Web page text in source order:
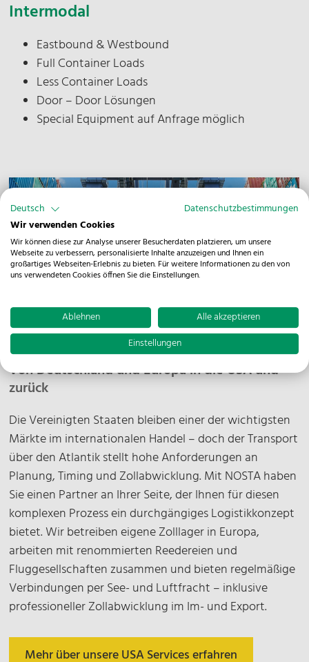
Intermodal
Eastbound & Westbound
Full Container Loads
Less Container Loads
Door – Door Lösungen
Special Equipment auf Anfrage möglich
USA Transporte
Von Deutschland und Europa in die USA und
zurück
Die Vereinigten Staaten bleiben einer der wichtigsten
Märkte im internationalen Handel – doch der Transport
über den Atlantik stellt hohe Anforderungen an
Planung, Timing und Zollabwicklung. Mit NOSTA haben
Sie einen Partner an Ihrer Seite, der Ihnen für diesen
komplexen Prozess ein durchgängiges Logistikkonzept
bietet. Wir betreiben eigene Zolllager in Europa,
arbeiten mit renommierten Reedereien und
Fluggesellschaften zusammen und bieten regelmäßige
Verbindungen per See- und Luftfracht – inklusive
professioneller Zollabwicklung im Im- und Export.
Mehr über unsere USA Services erfahren
Deutsch
Datenschutzbestimmungen
Wir verwenden Cookies
Wir können diese zur Analyse unserer Besucherdaten platzieren, um unsere
Webseite zu verbessern, personalisierte Inhalte anzuzeigen und Ihnen ein
großartiges Webseiten-Erlebnis zu bieten. Für weitere Informationen zu den von
uns verwendeten Cookies öffnen Sie die Einstellungen.
Ablehnen
Alle akzeptieren
Einstellungen